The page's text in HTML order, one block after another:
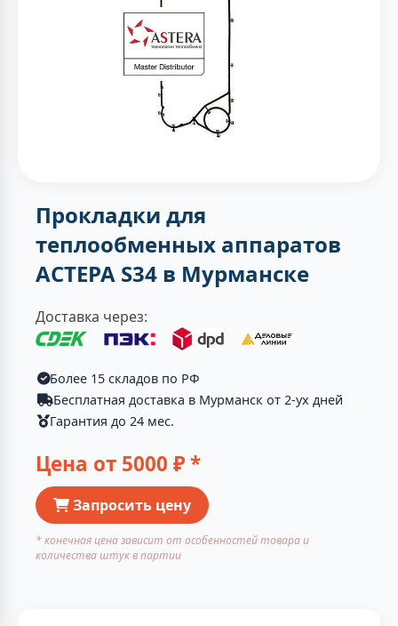
Прокладки для
теплообменных аппаратов
АСТЕРА S34 в Мурманске
Доставка через:
Более 15 складов по РФ
Бесплатная доставка в Мурманск от 2-ух дней
Гарантия до 24 мес.
Цена от 5000 ₽ *
Запросить цену
* конечная цена зависит от особенностей товара и
количества штук в партии